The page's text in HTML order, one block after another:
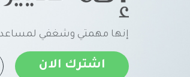
إنها مهمتي وشغفي
اشترك الان